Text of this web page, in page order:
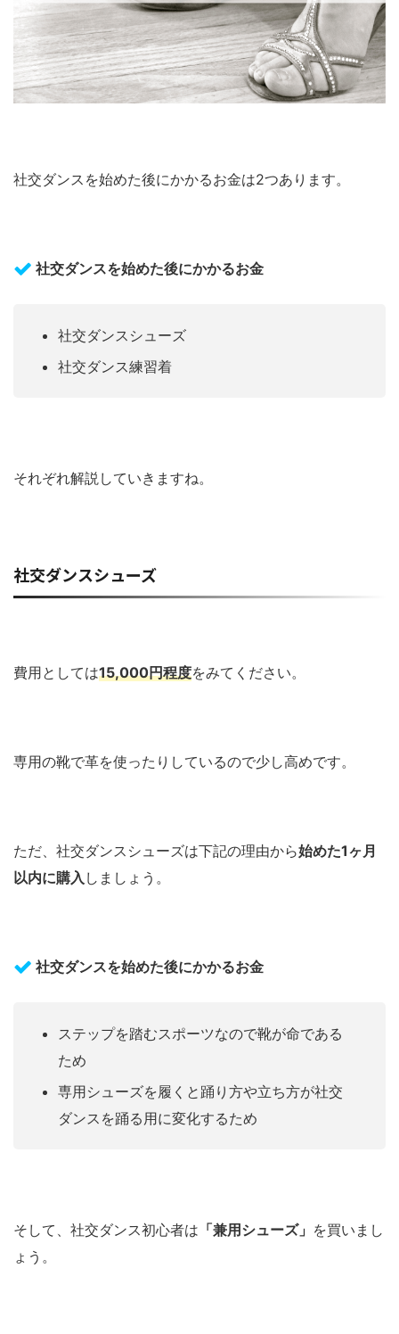
社交ダンスを始めた後にかかるお金は2つあります。
社交ダンスを始めた後にかかるお金
社交ダンスシューズ
社交ダンス練習着
それぞれ解説していきますね。
社交ダンスシューズ
費用としては15,000円程度をみてください。
専用の靴で革を使ったりしているので少し高めです。
ただ、社交ダンスシューズは下記の理由から始めた1ヶ月
以内に購入 しましょう。
社交ダンスを始めた後にかかるお金
ステップを踏むスポーツなので靴が命である
ため
専用シューズを履くと踊り方や立ち方が社交
ダンスを踊る用に変化するため
そして、社交ダンス初心者は 「兼用シューズ」 を買いまし
ょう。